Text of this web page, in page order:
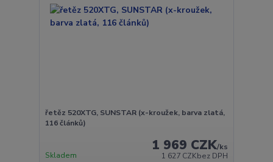
řetěz 520XTG, SUNSTAR (x-kroužek, barva zlatá,
116 článků)
1 969 CZK/ks
1 627 CZKbez DPH
Skladem